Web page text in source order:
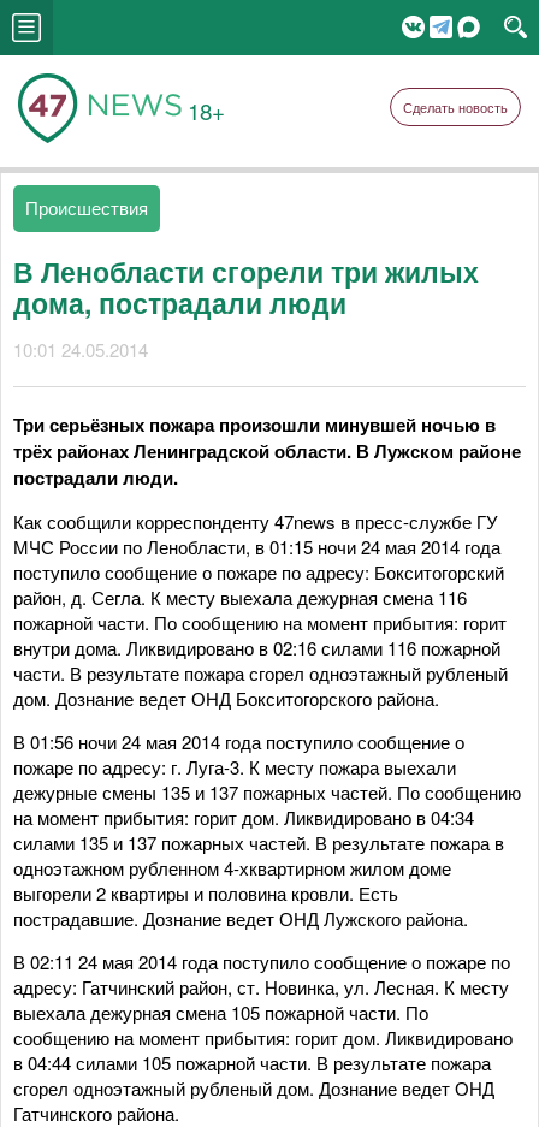
18+ Сделать новость
Происшествия
В Ленобласти сгорели три жилых
дома, пострадали люди
10:01 24.05.2014
Три серьёзных пожара произошли минувшей ночью в
трёх районах Ленинградской области. В Лужском районе
пострадали люди.
Как сообщили корреспонденту 47news в пресс-службе ГУ
МЧС России по Ленобласти, в 01:15 ночи 24 мая 2014 года
поступило сообщение о пожаре по адресу: Бокситогорский
район, д. Сегла. К месту выехала дежурная смена 116
пожарной части. По сообщению на момент прибытия: горит
внутри дома. Ликвидировано в 02:16 силами 116 пожарной
части. В результате пожара сгорел одноэтажный рубленый
дом. Дознание ведет ОНД Бокситогорского района.
В 01:56 ночи 24 мая 2014 года поступило сообщение о
пожаре по адресу: г. Луга-3. К месту пожара выехали
дежурные смены 135 и 137 пожарных частей. По сообщению
на момент прибытия: горит дом. Ликвидировано в 04:34
силами 135 и 137 пожарных частей. В результате пожара в
одноэтажном рубленном 4-хквартирном жилом доме
выгорели 2 квартиры и половина кровли. Есть
пострадавшие. Дознание ведет ОНД Лужского района.
В 02:11 24 мая 2014 года поступило сообщение о пожаре по
адресу: Гатчинский район, ст. Новинка, ул. Лесная. К месту
выехала дежурная смена 105 пожарной части. По
сообщению на момент прибытия: горит дом. Ликвидировано
в 04:44 силами 105 пожарной части. В результате пожара
сгорел одноэтажный рубленый дом. Дознание ведет ОНД
Гатчинского района.